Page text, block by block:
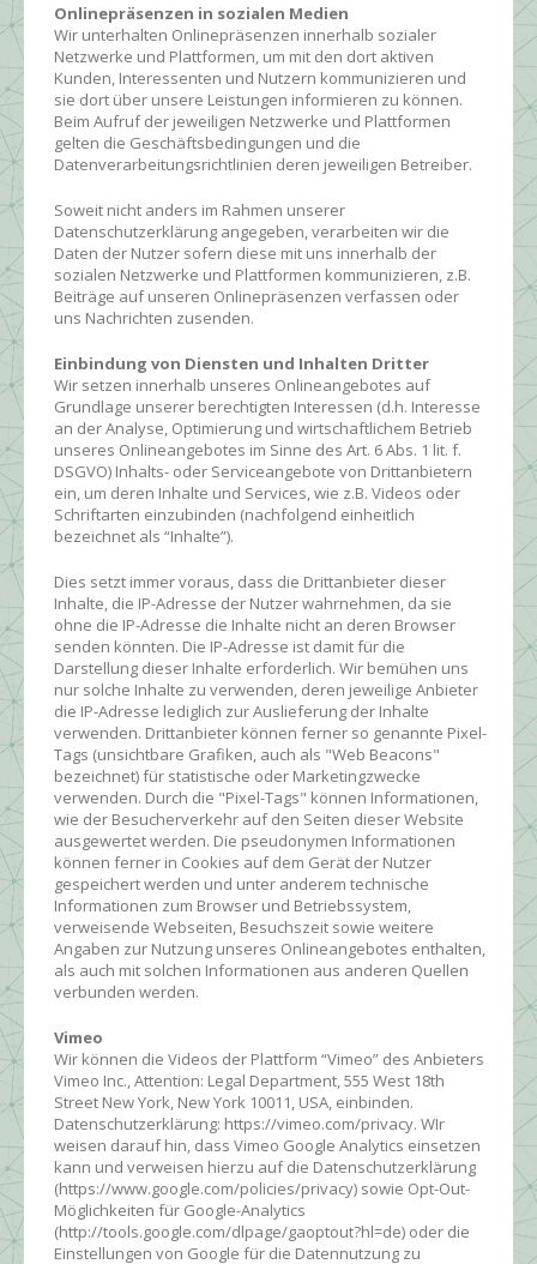
Onlinepräsenzen in sozialen Medien
Wir unterhalten Onlinepräsenzen innerhalb sozialer
Netzwerke und Plattformen, um mit den dort aktiven
Kunden, Interessenten und Nutzern kommunizieren und
sie dort über unsere Leistungen informieren zu können.
Beim Aufruf der jeweiligen Netzwerke und Plattformen
gelten die Geschäftsbedingungen und die
Datenverarbeitungsrichtlinien deren jeweiligen Betreiber.
Soweit nicht anders im Rahmen unserer
Datenschutzerklärung angegeben, verarbeiten wir die
Daten der Nutzer sofern diese mit uns innerhalb der
sozialen Netzwerke und Plattformen kommunizieren, z.B.
Beiträge auf unseren Onlinepräsenzen verfassen oder
uns Nachrichten zusenden.
Einbindung von Diensten und Inhalten Dritter
Wir setzen innerhalb unseres Onlineangebotes auf
Grundlage unserer berechtigten Interessen (d.h. Interesse
an der Analyse, Optimierung und wirtschaftlichem Betrieb
unseres Onlineangebotes im Sinne des Art. 6 Abs. 1 lit. f.
DSGVO) Inhalts- oder Serviceangebote von Drittanbietern
ein, um deren Inhalte und Services, wie z.B. Videos oder
Schriftarten einzubinden (nachfolgend einheitlich
bezeichnet als “Inhalte”).
Dies setzt immer voraus, dass die Drittanbieter dieser
Inhalte, die IP-Adresse der Nutzer wahrnehmen, da sie
ohne die IP-Adresse die Inhalte nicht an deren Browser
senden könnten. Die IP-Adresse ist damit für die
Darstellung dieser Inhalte erforderlich. Wir bemühen uns
nur solche Inhalte zu verwenden, deren jeweilige Anbieter
die IP-Adresse lediglich zur Auslieferung der Inhalte
verwenden. Drittanbieter können ferner so genannte Pixel-
Tags (unsichtbare Grafiken, auch als "Web Beacons"
bezeichnet) für statistische oder Marketingzwecke
verwenden. Durch die "Pixel-Tags" können Informationen,
wie der Besucherverkehr auf den Seiten dieser Website
ausgewertet werden. Die pseudonymen Informationen
können ferner in Cookies auf dem Gerät der Nutzer
gespeichert werden und unter anderem technische
Informationen zum Browser und Betriebssystem,
verweisende Webseiten, Besuchszeit sowie weitere
Angaben zur Nutzung unseres Onlineangebotes enthalten,
als auch mit solchen Informationen aus anderen Quellen
verbunden werden.
Vimeo
Wir können die Videos der Plattform “Vimeo” des Anbieters
Vimeo Inc., Attention: Legal Department, 555 West 18th
Street New York, New York 10011, USA, einbinden.
Datenschutzerklärung: https://vimeo.com/privacy. WIr
weisen darauf hin, dass Vimeo Google Analytics einsetzen
kann und verweisen hierzu auf die Datenschutzerklärung
(https://www.google.com/policies/privacy) sowie Opt-Out-
Möglichkeiten für Google-Analytics
(http://tools.google.com/dlpage/gaoptout?hl=de) oder die
Einstellungen von Google für die Datennutzung zu